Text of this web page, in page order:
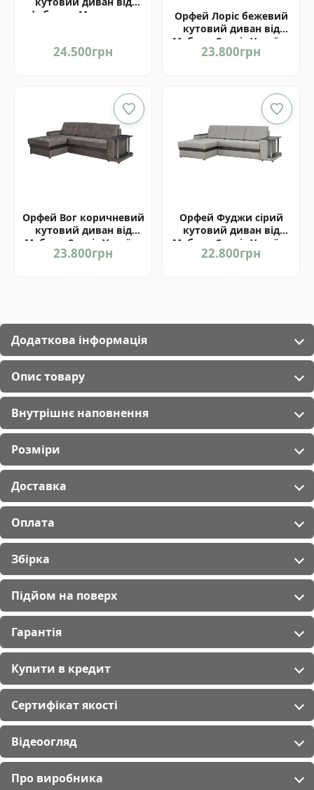
фабрики Матролюкс
24.500грн
Орфей Лоріс бежевий
кутовий диван від
Мебель-Сервіс Україна
23.800грн
Орфей Вог коричневий
кутовий диван від
Мебель-Сервіс Україна
23.800грн
Орфей Фуджи сірий
кутовий диван від
Мебель-Сервіс Україна
22.800грн
Додаткова інформація
Опис товару
Внутрішнє наповнення
Розміри
Доставка
Оплата
Збірка
Підйом на поверх
Гарантія
Купити в кредит
Сертифікат якості
Відеоогляд
Про виробника